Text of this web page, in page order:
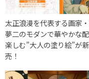
太正浪漫を代表する画家
夢二のモダンで華やかな
楽しむ”大人の塗り絵”が
売！